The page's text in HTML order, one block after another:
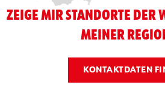
ZEIGE MIR STANDORTE DER
MEINER
KONTAKTDATEN